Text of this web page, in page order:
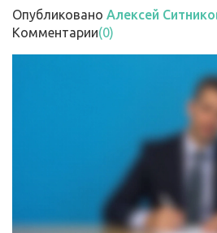
Опубликовано Алексей
Комментарии(0)